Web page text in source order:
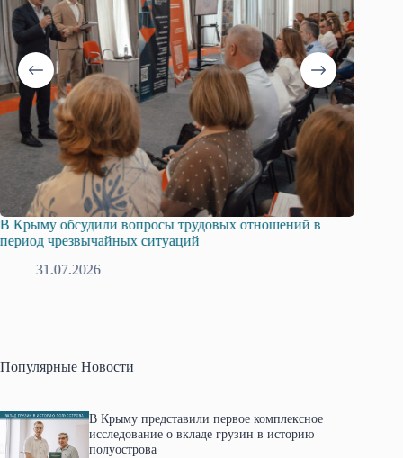
В Крыму обсудили вопросы трудовых отношений в
период чрезвычайных ситуаций
31.07.2026
Популярные Новости
В Крыму представили первое комплексное
исследование о вкладе грузин в историю
полуострова